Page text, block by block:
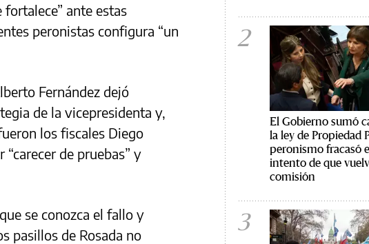
ante estas
peronistas configura “un
Fernández dejó
de la vicepresidenta y,
los fiscales Diego
de pruebas” y
se conozca el fallo y
pasillos de Rosada no
2
El Gobierno sumó
la ley de Propiedad
peronismo fracasó
intento de que
comisión
3